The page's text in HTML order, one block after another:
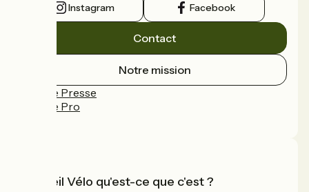
Instagram Facebook
Contact
Notre mission
Espace Presse
Espace Pro
Accueil Vélo qu'est-ce que c'est ?